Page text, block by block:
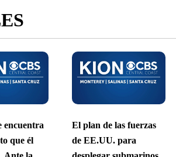
encuentra
que él
El plan de las fuerzas
de EE.UU. para